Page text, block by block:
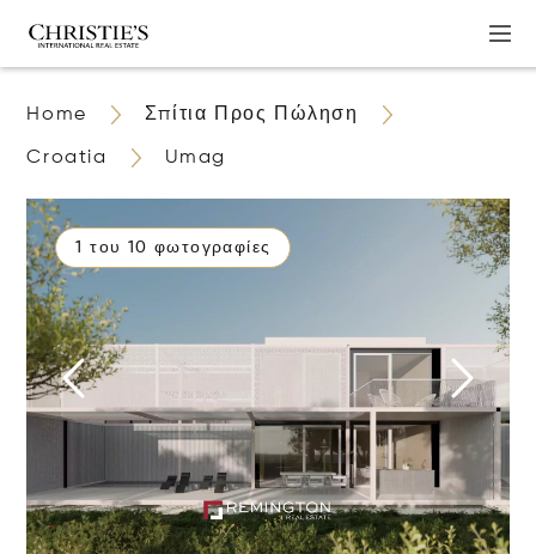
Home Σπίτια Προς Πώληση
Croatia Umag
1 του 10 φωτογραφίες